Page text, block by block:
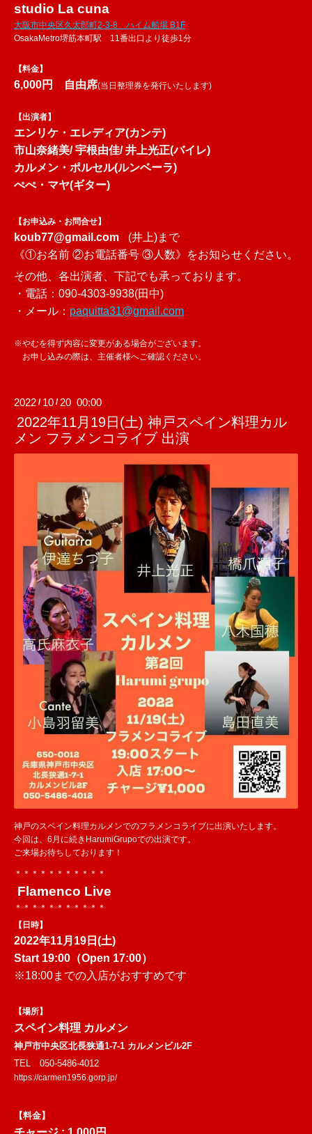
studio La cuna
大阪市中央区久太郎町2-3-8 ハイム船場 B1F
OsakaMetro堺筋本町駅 11番出口より徒歩1分
【料金】
6,000円 自由席(当日整理券を発行いたします)
【出演者】
エンリケ・エレディア(カンテ)
市山奈緒美/ 宇根由佳/ 井上光正(バイレ)
カルメン・ポルセル(ルンベーラ)
ぺぺ・マヤ(ギター)
【お申込み・お問合せ】
koub77@gmail.com
(井上)まで
《①お名前 ②お電話番号 ③人数》をお知らせください。
その他、各出演者、下記でも承っております。
・電話：090-4303-9938(田中)
・メール： paquitta31@gmail.com
※やむを得ず内容に変更がある場合がございます。
お申し込みの際は、主催者様へご確認ください。
2022 / 10 / 20 00:00
2022年11月19日(土) 神戸スペイン料理カル
メン フラメンコライブ 出演
神戸のスペイン料理カルメンでのフラメンコライブに出演いたします。
今回は、6月に続きHarumiGrupoでの出演です。
ご来場お待ちしております！
＊＊＊＊＊＊＊＊＊＊＊
Flamenco Live
＊＊＊＊＊＊＊＊＊＊＊
【日時】
2022年11月19日(土)
Start 19:00 （Open 17:00）
※18:00までの入店がおすすめです
【場所】
スペイン料理 カルメン
神戸市中央区北長狭通1-7-1 カルメンビル2F
TEL 050-5486-4012
https://carmen1956.gorp.jp/
【料金】